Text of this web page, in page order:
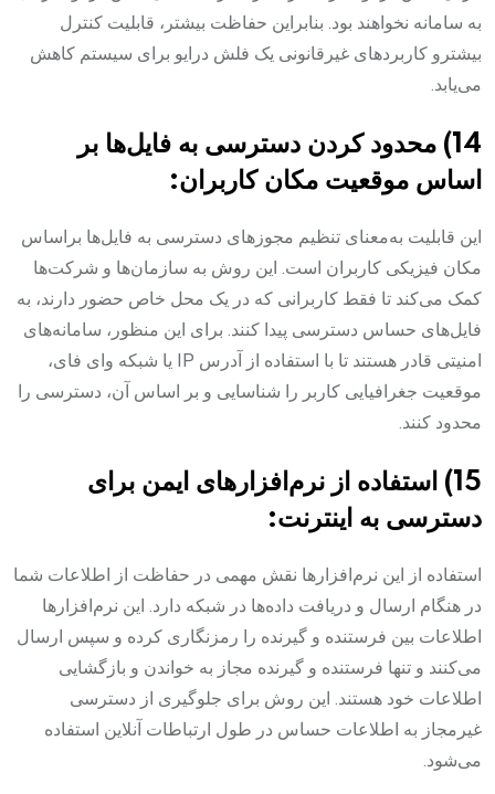
به سامانه نخواهند بود. بنابراین حفاظت بیشتر، قابلیت کنترل
بیشترو کاربردهای غیرقانونی یک فلش درایو برای سیستم کاهش
می‌یابد.
14) محدود کردن دسترسی به فایل‌ها بر
اساس موقعیت مکان کاربران:
این قابلیت به‌معنای تنظیم مجوزهای دسترسی به فایل‌ها براساس
مکان فیزیکی کاربران است. این روش به سازمان‌ها و شرکت‌ها
کمک می‌کند تا فقط کاربرانی که در یک محل خاص حضور دارند، به
فایل‌های حساس دسترسی پیدا کنند. برای این منظور، سامانه‌های
امنیتی قادر هستند تا با استفاده از آدرس IP یا شبکه وای فای،
موقعیت جغرافیایی کاربر را شناسایی و بر اساس آن، دسترسی را
محدود کنند.
15) استفاده از نرم‌افزارهای ایمن برای
دسترسی به اینترنت:
استفاده از این نرم‌افزارها نقش مهمی در حفاظت از اطلاعات شما
در هنگام ارسال و دریافت داده‌ها در شبکه دارد. این نرم‌افزارها
اطلاعات بین فرستنده و گیرنده را رمزنگاری کرده و سپس ارسال
می‌کنند و تنها فرستنده و گیرنده مجاز به خواندن و بازگشایی
اطلاعات خود هستند. این روش برای جلوگیری از دسترسی
غیرمجاز به اطلاعات حساس در طول ارتباطات آنلاین استفاده
می‌شود.